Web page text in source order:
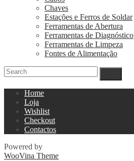
Chaves
Estações e Ferros de Soldar
Ferramentas de Abertura
Ferramentas de Diagnóstico
Ferramentas de Limpeza
Fontes de Alimentação
Home
Loja
Wishlist
Checkout
Contactos
Powered by
WooVina Theme